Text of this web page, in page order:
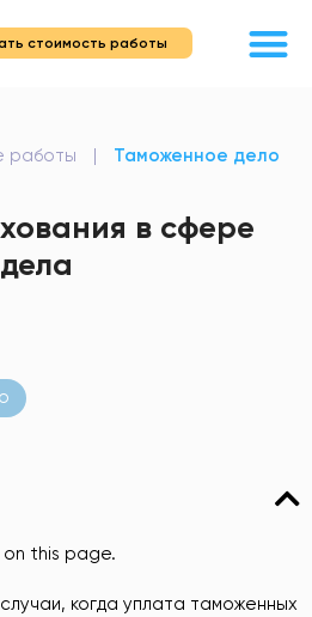
стоимость работы
работы | Таможенное дело
в сфере
this page.
когда уплата таможенных